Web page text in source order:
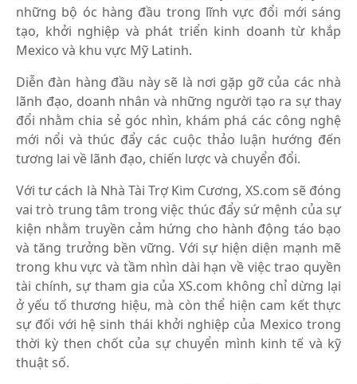
những bộ óc hàng đầu trong lĩnh vực đổi mới sáng
tạo, khởi nghiệp và phát triển kinh doanh từ khắp
Mexico và khu vực Mỹ Latinh.
Diễn đàn hàng đầu này sẽ là nơi gặp gỡ của các nhà
lãnh đạo, doanh nhân và những người tạo ra sự thay
đổi nhằm chia sẻ góc nhìn, khám phá các công nghệ
mới nổi và thúc đẩy các cuộc thảo luận hướng đến
tương lai về lãnh đạo, chiến lược và chuyển đổi.
Với tư cách là Nhà Tài Trợ Kim Cương, XS.com sẽ đóng
vai trò trung tâm trong việc thúc đẩy sứ mệnh của sự
kiện nhằm truyền cảm hứng cho hành động táo bạo
và tăng trưởng bền vững. Với sự hiện diện mạnh mẽ
trong khu vực và tầm nhìn dài hạn về việc trao quyền
tài chính, sự tham gia của XS.com không chỉ dừng lại
ở yếu tố thương hiệu, mà còn thể hiện cam kết thực
sự đối với hệ sinh thái khởi nghiệp của Mexico trong
thời kỳ then chốt của sự chuyển mình kinh tế và kỹ
thuật số.